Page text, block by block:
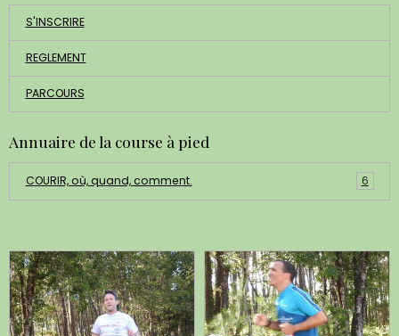
S'INSCRIRE
REGLEMENT
PARCOURS
Annuaire de la course à pied
COURIR, où, quand, comment. 6